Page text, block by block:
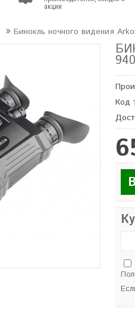
акции
Бинокль ночного видения
Код